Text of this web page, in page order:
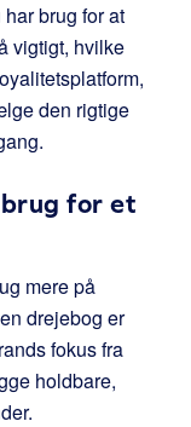
brug for at
vigtigt, hvilke
den rigtige
for et
mere på
drejebog er
fokus fra
holdbare,